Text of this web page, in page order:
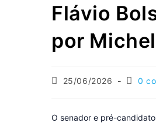
Flávio
por
25/06/2026 0
O senador e pré-